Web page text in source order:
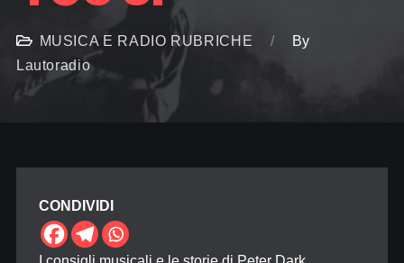
MUSICA E RADIO RUBRICHE
By
Lautoradio
CONDIVIDI